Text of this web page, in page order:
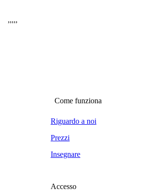
,,,,,
Come funziona
Riguardo a noi
Prezzi
Insegnare
Accesso